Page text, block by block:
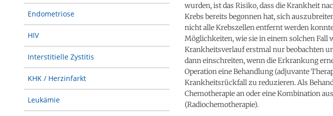
Endometriose
HIV
Interstitielle Zystitis
KHK / Herzinfarkt
Leukämie
wurden, ist das Risiko, dass die Krankheit
Krebs bereits begonnen hat, sich
nicht alle Krebszellen entfernt werden
Möglichkeiten, wie sie in einem solchen Fall
Krankheitsverlauf erstmal nur beobachten
dann einschreiten, wenn die Erkrankung
Operation eine Behandlung (adjuvante
Krankheitsrückfall zu reduzieren. Als
Chemotherapie an oder eine Kombination
(Radiochemotherapie).